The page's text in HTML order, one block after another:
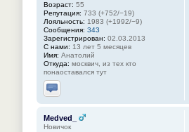
Возраст: 55
Репутация: 733 (+752/−19)
Лояльность: 1983 (+1992/−9)
Сообщения: 343
Зарегистрирован: 02.03.2013
С нами: 13 лет 5 месяцев
Имя: Анатолий
Откуда: москвич, из тех кто
понаоставался тут
Отправить личное сообщение
Medved_
Новичок